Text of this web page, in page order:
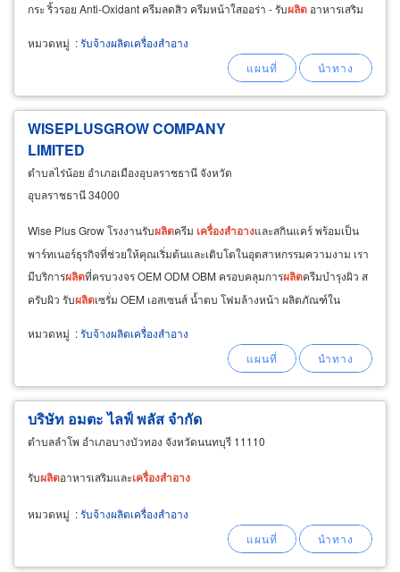
กระ ริ้วรอย Anti-Oxidant ครีมลดสิว ครีมหน้าใสออร่า - รับผลิต อาหารเสริม
หมวดหมู่ :รับจ้างผลิตเครื่องสำอาง
WISEPLUSGROW COMPANY
LIMITED
ตำบลไร่น้อย อำเภอเมืองอุบลราชธานี จังหวัด
อุบลราชธานี 34000
Wise Plus Grow โรงงานรับผลิตครีม เครื่องสำอางและสกินแคร์ พร้อมเป็น
พาร์ทเนอร์ธุรกิจที่ช่วยให้คุณเริ่มต้นและเติบโตในอุตสาหกรรมความงาม เรา
มีบริการผลิตที่ครบวงจร OEM ODM OBM ครอบคลุมการผลิตครีมบำรุงผิว ส
ครับผิว รับผลิตเซรั่ม OEM เอสเซนส์ น้ำตบ โฟมล้างหน้า ผลิตภัณฑ์ใน
เครื่อง
หมวดหมู่ :รับจ้างผลิตเครื่องสำอาง
บริษัท อมตะ ไลฟ์ พลัส จำกัด
ตำบลลำโพ อำเภอบางบัวทอง จังหวัดนนทบุรี 11110
รับผลิตอาหารเสริมและเครื่องสำอาง
หมวดหมู่ :รับจ้างผลิตเครื่องสำอาง